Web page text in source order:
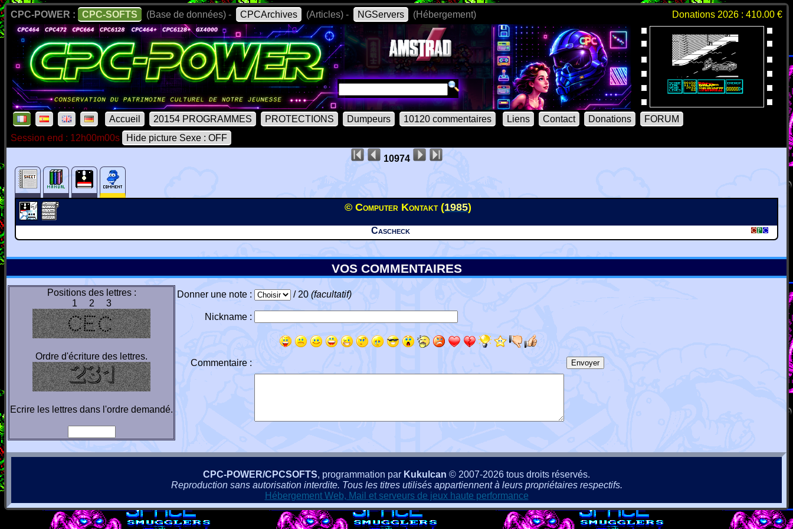
CPC-POWER : CPC-SOFTS (Base de données) - CPCArchives (Articles) - NGServers (Hébergement) Donations 2026 : 410.00 €
Accueil 20154 PROGRAMMES PROTECTIONS Dumpeurs 10120 commentaires Liens Contact Donations
FORUM
Session end : 12h00m00s
Hide picture Sexe : OFF
10974
© Computer Kontakt (1985)
Cascheck
VOS COMMENTAIRES
Positions des lettres :
1 2 3
Ordre d'écriture des lettres.
Ecrire les lettres dans l'ordre demandé.
Donner une note : / 20 (facultatif)
Nickname :
Commentaire :
CPC-POWER/CPCSOFTS, programmation par Kukulcan © 2007-2026 tous droits réservés.
Reproduction sans autorisation interdite. Tous les titres utilisés appartiennent à leurs propriétaires respectifs.
Hébergement Web, Mail et serveurs de jeux haute performance